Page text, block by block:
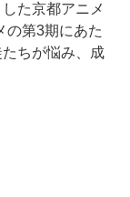
た京都アニメ
の第3期にあた
ちが悩み、成